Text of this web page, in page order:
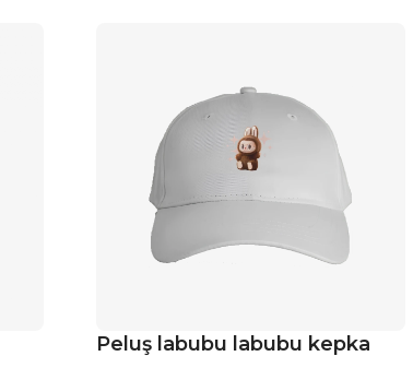
Peluş labubu labubu kepka